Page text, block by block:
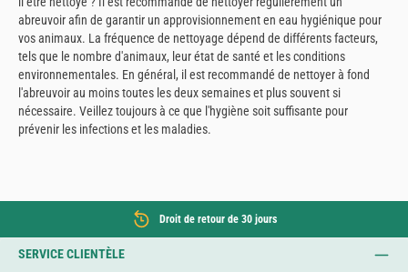
abreuvoir afin de garantir un approvisionnement en eau hygiénique pour
vos animaux. La fréquence de nettoyage dépend de différents facteurs,
tels que le nombre d'animaux, leur état de santé et les conditions
environnementales. En général, il est recommandé de nettoyer à fond
l'abreuvoir au moins toutes les deux semaines et plus souvent si
nécessaire. Veillez toujours à ce que l'hygiène soit suffisante pour
prévenir les infections et les maladies.
Droit de retour de 30 jours
SERVICE CLIENTÈLE